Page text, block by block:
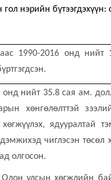
гол нэрийн бүтээгдэхүүн:
1990-2016 онд нийт
онд нийт 35.8 сая ам.
хөнгөлөлттэй
ядууралтай
чиглэсэнтөсөл
олгосон.
улсын хөгжлийн